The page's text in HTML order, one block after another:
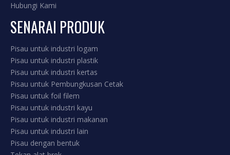
Hubungi Kami
SENARAI PRODUK
Pisau untuk industri logam
Pisau untuk industri plastik
Pisau untuk industri kertas
Pisau untuk Pembungkusan Cetak
Pisau untuk foil filem
Pisau untuk industri kayu
Pisau untuk industri makanan
Pisau untuk industri lain
Pisau dengan bentuk